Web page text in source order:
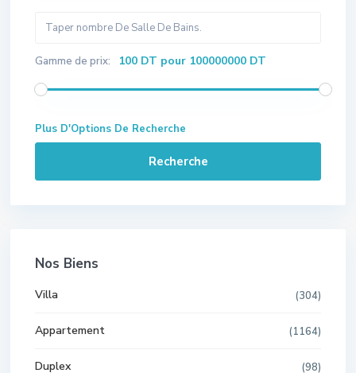
Gamme de prix: 100 DT pour 100000000 DT
Plus D'Options De Recherche
Recherche
Nos Biens
Villa (304)
Appartement (1164)
Duplex (98)